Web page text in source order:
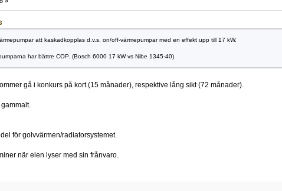
att kaskadkopplas d.v.s. on/off-värmepumpar med en effekt upp till 17 kW.
har bättre COP. (Bosch 6000 17 kW vs Nibe 1345-40)
gå i konkurs på kort (15 månader), respektive lång sikt (72 månader).
för golvvärmen/radiatorsystemet.
när elen lyser med sin frånvaro.